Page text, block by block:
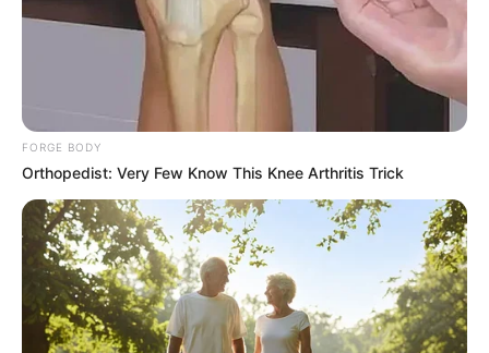
FORGE BODY
Orthopedist: Very Few Know This Knee Arthritis Trick